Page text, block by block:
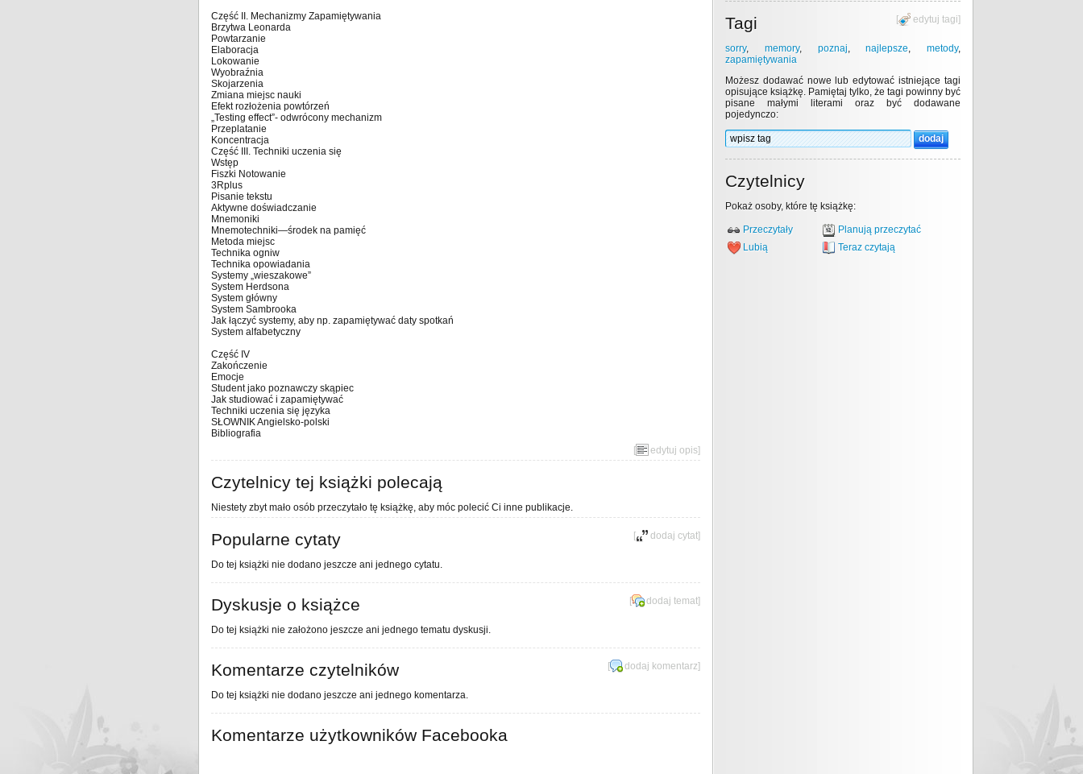
Część II. Mechanizmy Zapamiętywania
Brzytwa Leonarda
Powtarzanie
Elaboracja
Lokowanie
Wyobraźnia
Skojarzenia
Zmiana miejsc nauki
Efekt rozłożenia powtórzeń
„Testing effect”- odwrócony mechanizm
Przeplatanie
Koncentracja
Część III. Techniki uczenia się
Wstęp
Fiszki Notowanie
3Rplus
Pisanie tekstu
Aktywne doświadczanie
Mnemoniki
Mnemotechniki—środek na pamięć
Metoda miejsc
Technika ogniw
Technika opowiadania
Systemy „wieszakowe”
System Herdsona
System główny
System Sambrooka
Jak łączyć systemy, aby np. zapamiętywać daty spotkań
System alfabetyczny
Część IV
Zakończenie
Emocje
Student jako poznawczy skąpiec
Jak studiować i zapamiętywać
Techniki uczenia się języka
SŁOWNIK Angielsko-polski
Bibliografia
[
edytuj opis]
Czytelnicy tej książki polecają
Niestety zbyt mało osób przeczytało tę książkę, aby móc polecić Ci inne publikacje.
[ dodaj cytat]
Popularne cytaty
Do tej książki nie dodano jeszcze ani jednego cytatu.
[ dodaj temat]
Dyskusje o książce
Do tej książki nie założono jeszcze ani jednego tematu dyskusji.
[ dodaj komentarz]
Komentarze czytelników
Do tej książki nie dodano jeszcze ani jednego komentarza.
Komentarze użytkowników Facebooka
[ edytuj tagi]
Tagi
sorry, memory, poznaj,najlepsze, metody,
zapamiętywania
Możesz dodawać nowe lub edytować istniejące tagi
opisujące książkę. Pamiętaj tylko, że tagi powinny być
pisane małymi literami oraz być dodawane
pojedynczo:
Czytelnicy
Pokaż osoby, które tę książkę:
Przeczytały
Planują przeczytać
Lubią
Teraz czytają